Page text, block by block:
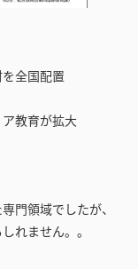
全国配置
教育が拡大
門領域でしたが、
れません。。